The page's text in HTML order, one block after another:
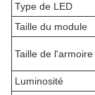
Type de LED
Taille du module
Taille de l'armoire
Luminosité